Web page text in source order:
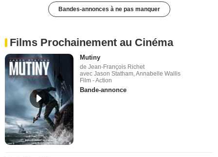
Bandes-annonces à ne pas manquer
Films Prochainement au Cinéma
Mutiny
de Jean-François Richet
avec Jason Statham, Annabelle Wallis
Film - Action
Bande-annonce